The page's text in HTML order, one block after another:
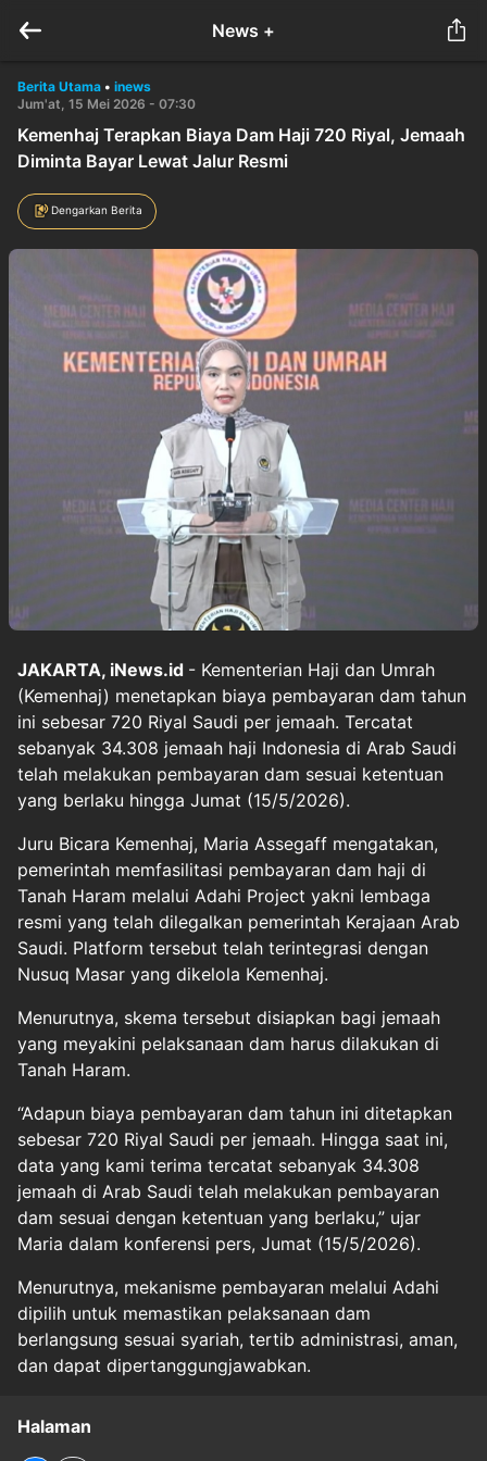
News +
Berita Utama • inews
Jum'at, 15 Mei 2026 - 07:30
Kemenhaj Terapkan Biaya Dam Haji 720 Riyal, Jemaah
Diminta Bayar Lewat Jalur Resmi
Dengarkan Berita
JAKARTA, iNews.id - Kementerian Haji dan Umrah
(Kemenhaj) menetapkan biaya pembayaran dam tahun
ini sebesar 720 Riyal Saudi per jemaah. Tercatat
sebanyak 34.308 jemaah haji Indonesia di Arab Saudi
telah melakukan pembayaran dam sesuai ketentuan
yang berlaku hingga Jumat (15/5/2026).
Juru Bicara Kemenhaj, Maria Assegaff mengatakan,
pemerintah memfasilitasi pembayaran dam haji di
Tanah Haram melalui Adahi Project yakni lembaga
resmi yang telah dilegalkan pemerintah Kerajaan Arab
Saudi. Platform tersebut telah terintegrasi dengan
Nusuq Masar yang dikelola Kemenhaj.
Menurutnya, skema tersebut disiapkan bagi jemaah
yang meyakini pelaksanaan dam harus dilakukan di
Tanah Haram.
“Adapun biaya pembayaran dam tahun ini ditetapkan
sebesar 720 Riyal Saudi per jemaah. Hingga saat ini,
data yang kami terima tercatat sebanyak 34.308
jemaah di Arab Saudi telah melakukan pembayaran
dam sesuai dengan ketentuan yang berlaku,” ujar
Maria dalam konferensi pers, Jumat (15/5/2026).
Menurutnya, mekanisme pembayaran melalui Adahi
dipilih untuk memastikan pelaksanaan dam
berlangsung sesuai syariah, tertib administrasi, aman,
dan dapat dipertanggungjawabkan.
Halaman